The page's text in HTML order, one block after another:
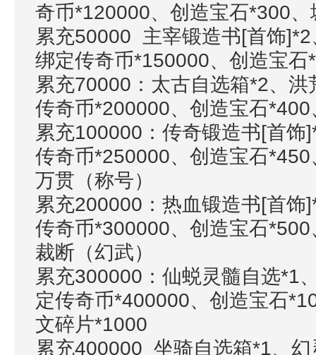
奇币*120000、创造宝石*300
累充50000 主宰锻造书[首饰
绑定传奇币*150000、创造宝
累充70000：太古自选箱*2、
传奇币*200000、创造宝石
累充100000：传奇锻造书[首饰
传奇币*250000、创造宝石
万贯（称号）
累充200000：热血锻造书[首饰
传奇币*300000、创造宝石
裁断（幻武）
累充300000：仙蜕灵髓自选*1
定传奇币*400000、创造宝石
文碎片*1000
累充400000 坐骑自选箱*1、